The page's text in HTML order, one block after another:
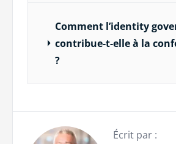
Comment l’identity
contribue-t-elle à la
?
Écrit par :